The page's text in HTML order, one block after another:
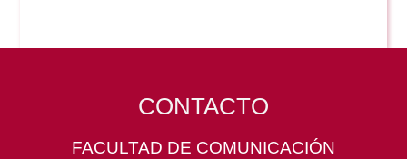
CONTACTO
FACULTAD DE COMUNICACIÓN